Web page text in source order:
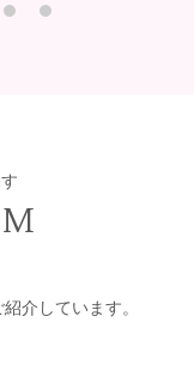
介しています。